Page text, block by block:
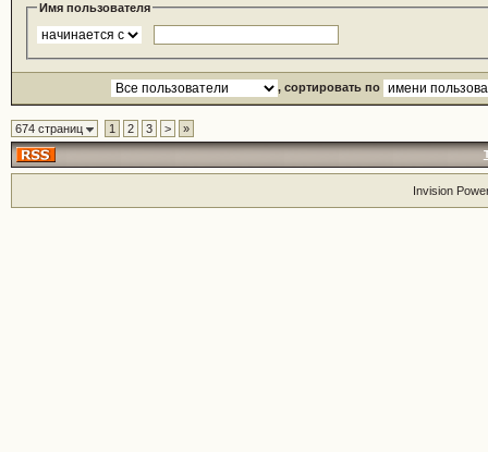
Имя пользователя
, сортировать по
674 страниц 1 2 3 > »
Invision